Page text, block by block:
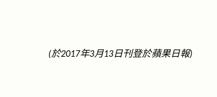
(於2017年3月13日刊登於蘋果日報)